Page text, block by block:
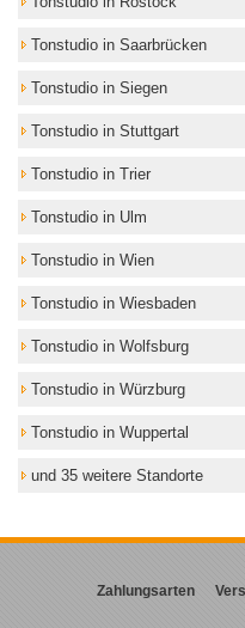
Tonstudio in Saarbrücken
Tonstudio in Siegen
Tonstudio in Stuttgart
Tonstudio in Trier
Tonstudio in Ulm
Tonstudio in Wien
Tonstudio in Wiesbaden
Tonstudio in Wolfsburg
Tonstudio in Würzburg
Tonstudio in Wuppertal
und 35 weitere Standorte
Zahlungsarten